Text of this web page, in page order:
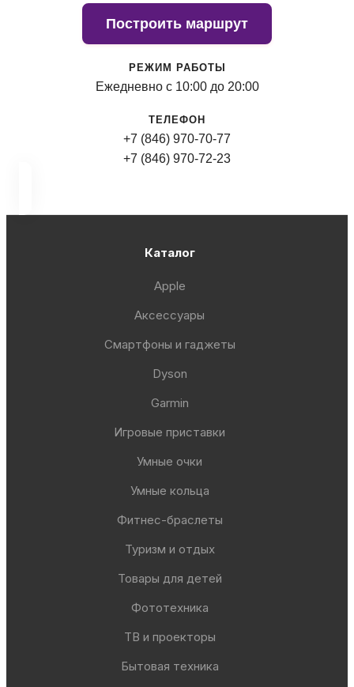
Построить маршрут
РЕЖИМ РАБОТЫ
Ежедневно с 10:00 до 20:00
ТЕЛЕФОН
+7 (846) 970-70-77
+7 (846) 970-72-23
Каталог
Apple
Аксессуары
Смартфоны и гаджеты
Dyson
Garmin
Игровые приставки
Умные очки
Умные кольца
Фитнес-браслеты
Туризм и отдых
Товары для детей
Фототехника
ТВ и проекторы
Бытовая техника